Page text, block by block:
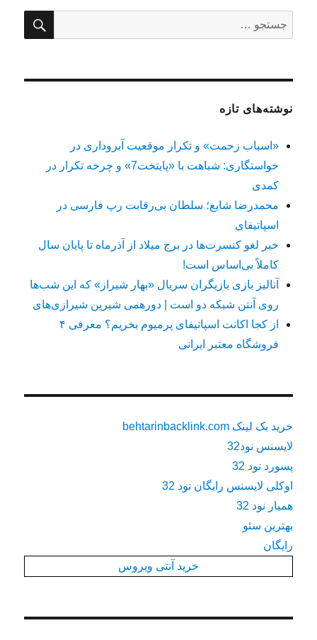
برای:
نوشته‌های تازه
«اسباب زحمت» و تکرار موقعیت آبروداری در
خواستگاری: شباهت با «پایتخت7» و چرخه تکرار در
کمدی
محمدرضا شایع؛ سلطان بی‌رقابت رپ فارسی در
اسپاتیفای
خبر لغو کنسرت‌ها در برج میلاد از آذرماه تا پایان سال
کاملاً بی‌اساس است!
آنالیز بازی بازیگران سریال «بهار شیراز» که این شب‌ها
روی آنتن شبکه دو است | دورهمی شیرین شیرازی‌های
از کجا اکانت اسپاتیفای پرمیوم بخریم؟ معرفی ۴
فروشگاه معتبر ایرانی
خرید بک لینک behtarinbacklink.com
لایسنس نود32
پسورد نود 32
اوکلی لایسنس رایگان نود 32
همیار نود 32
بهترین سئو
رایگان
خرید آنتی ویروس